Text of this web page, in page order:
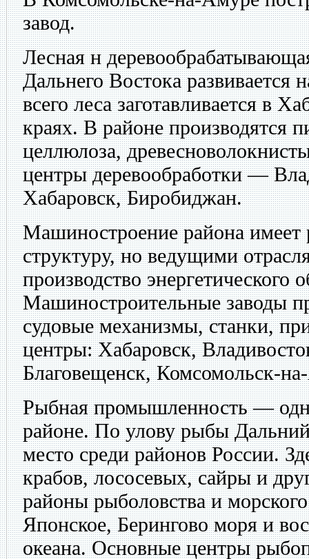
завод.
Лесная н
Дальнего Востока развивается
всего леса заготавливается в
краях. В районе производятся
целлюлоза,
центры деревообработки —
Хабаровск, Биробиджан.
Машиностроение района имеет
структуру, но ведущими
производство энергетического
Машиностроительные заводы
судовые механизмы, станки,
центры: Хабаровск,
Благовещенск, Комсомольск-
Рыбная промышленность —
районе. По улову рыбы
место среди районов России.
крабов, лососевых, сайры и
районы рыболовства и
Японское, Берингово моря и
океана. Основные центры